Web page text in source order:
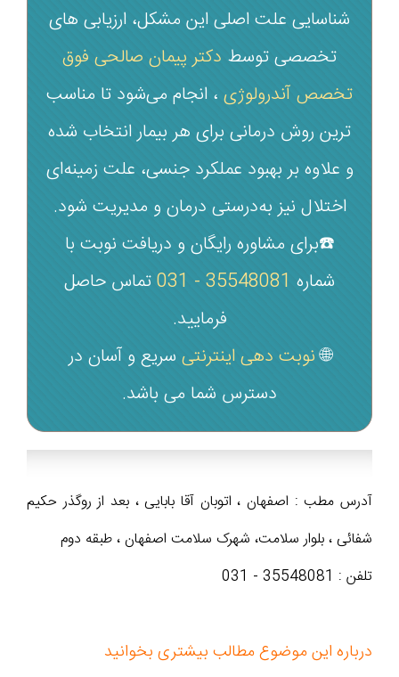
شناسایی علت اصلی این مشکل، ارزیابی‌ های
تخصصی توسط دکتر پیمان صالحی فوق
تخصص آندرولوژی ، انجام می‌شود تا مناسب‌
ترین روش درمانی برای هر بیمار انتخاب شده
و علاوه بر بهبود عملکرد جنسی، علت زمینه‌ای
اختلال نیز به‌درستی درمان و مدیریت شود.
☎️برای مشاوره رایگان و دریافت نوبت با
شماره‌ 35548081 - 031
تماس حاصل
فرمایید.
🌐نوبت دهی اینترنتی سریع و آسان در
دسترس شما می‌ باشد.
آدرس مطب : اصفهان ، اتوبان آقا بابایی ، بعد از روگذر حکیم
شفائی ، بلوار سلامت، شهرک سلامت اصفهان ، طبقه دوم
تلفن : 35548081 - 031
درباره این موضوع مطالب بیشتری بخوانید